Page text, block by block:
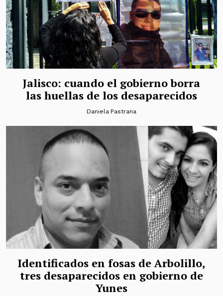
Jalisco: cuando el gobierno borra
las huellas de los desaparecidos
Daniela Pastrana
Identificados en fosas de Arbolillo,
tres desaparecidos en gobierno de
Yunes